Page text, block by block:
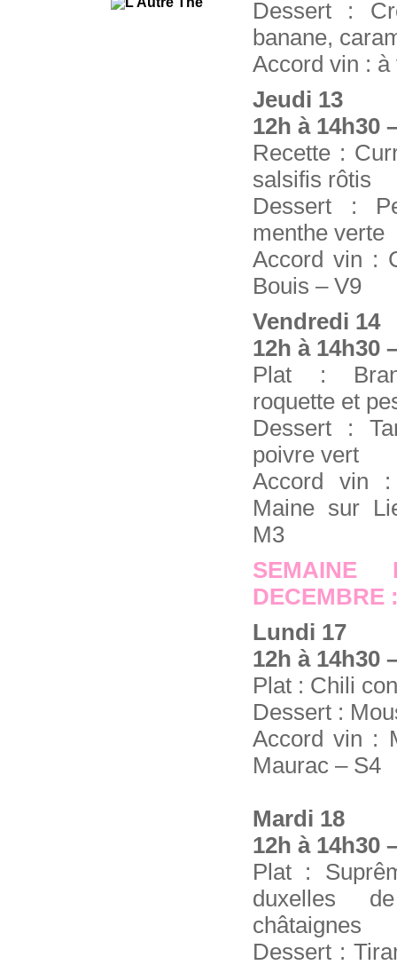
Dessert :
banane,
Accord vin : à
Jeudi 13
12h à 14h30
Recette :
salsifis rôtis
Dessert :
menthe verte
Accord vin :
Bouis – V9
Vendredi 14
12h à 14h30
Plat :
roquette et
Dessert :
poivre vert
Accord vin
Maine sur
M3
DECEMBRE
Lundi 17
12h à 14h30
Plat : Chili
Dessert :
Accord vin :
Maurac – S4
Mardi 18
12h à 14h30
Plat :
duxelles
châtaignes
Dessert :